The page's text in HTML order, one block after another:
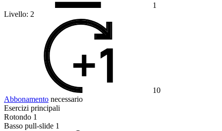
1
Livello: 2
10
Abbonamento necessario
Esercizi principali
Rotondo 1
Basso pull-slide 1